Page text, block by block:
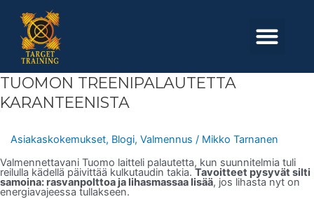
content
TUOMON TREENIPALAUTETTA
KARANTEENISTA
Asiakaskokemukset, Blogi, Valmennus / Mikko Tarnanen
Valmennettavani Tuomo laitteli palautetta, kun suunnitelmia tuli
reilulla kädellä päivittää kulkutaudin takia. Tavoitteet pysyvät silti
samoina: rasvanpolttoa ja lihasmassaa lisää, jos lihasta nyt on
energiavajeessa tullakseen.
TUOMON
TREENIPALAUTETTA
KARANTEENISTA